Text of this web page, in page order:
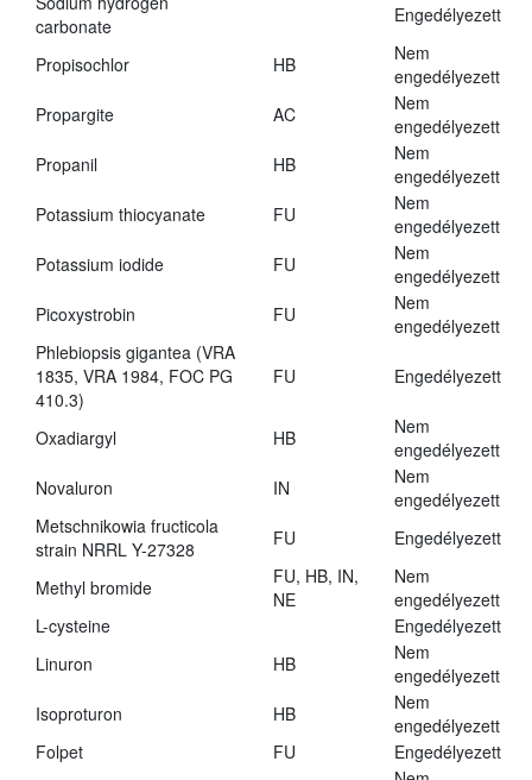
carbonate
Engedélyezett
Propisochlor HB
Nem
engedélyezett
Propargite
AC
Nem
engedélyezett
Propanil
HB
Nem
engedélyezett
Potassium thiocyanate
FU
Nem
engedélyezett
Potassium iodide
FU
Nem
engedélyezett
Picoxystrobin
FU
Nem
engedélyezett
Phlebiopsis gigantea (VRA
1835, VRA 1984, FOC PG
410.3)
FU Engedélyezett
Oxadiargyl HB
Nem
engedélyezett
Novaluron
IN
Nem
engedélyezett
Metschnikowia fructicola
strain NRRL Y-27328
FU Engedélyezett
Methyl bromide
FU, HB, IN,
NE
Nem
engedélyezett
L-cysteine
Engedélyezett
Linuron
HB
Nem
engedélyezett
Isoproturon
HB
Nem
engedélyezett
Folpet
FU
Engedélyezett